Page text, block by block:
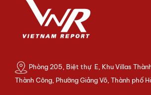
Phòng 205, Biệt thự E, Khu Villas
Thành Công, Phường Giảng Võ, Thành phố